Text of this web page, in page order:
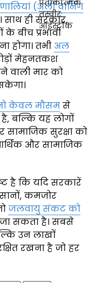
(अर्ली वार्निंग
साथ ही सरकार,
बीच प्रभावी
होगा। तभी अल
मेहनतकश
वाली मार को
केवल मौसम से
बल्कि यह लोगों
सामाजिक सुरक्षा को
और सामाजिक
है कि यदि सरकारें
कमजोर
जलवायु संकट को
सकता है। सबसे
उन लाखों
रखना है जो हर